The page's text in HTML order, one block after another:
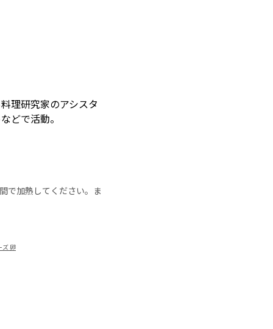
理研究家のアシスタ
どで活動。
で加熱してください。ま
ズ 卵